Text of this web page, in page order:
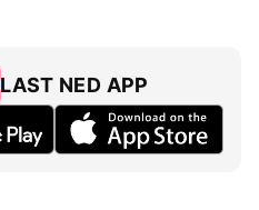
LAST NED APP